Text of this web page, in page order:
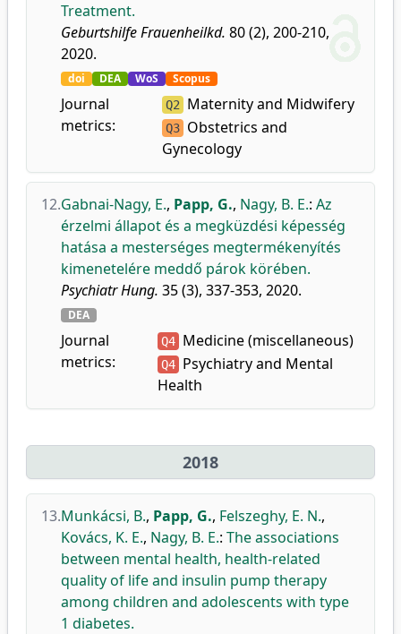
Treatment.
Geburtshilfe Frauenheilkd. 80 (2), 200-210,
2020.
doi DEA WoS Scopus
Journal
metrics:
Q2 Maternity and Midwifery
Q3 Obstetrics and
Gynecology
12.Gabnai-Nagy, E., Papp, G., Nagy, B. E.: Az
érzelmi állapot és a megküzdési képesség
hatása a mesterséges megtermékenyítés
kimenetelére meddő párok körében.
Psychiatr Hung. 35 (3), 337-353, 2020.
DEA
Journal
metrics:
Q4 Medicine (miscellaneous)
Q4 Psychiatry and Mental
Health
2018
13.Munkácsi, B., Papp, G., Felszeghy, E. N.,
Kovács, K. E., Nagy, B. E.: The associations
between mental health, health-related
quality of life and insulin pump therapy
among children and adolescents with type
1 diabetes.